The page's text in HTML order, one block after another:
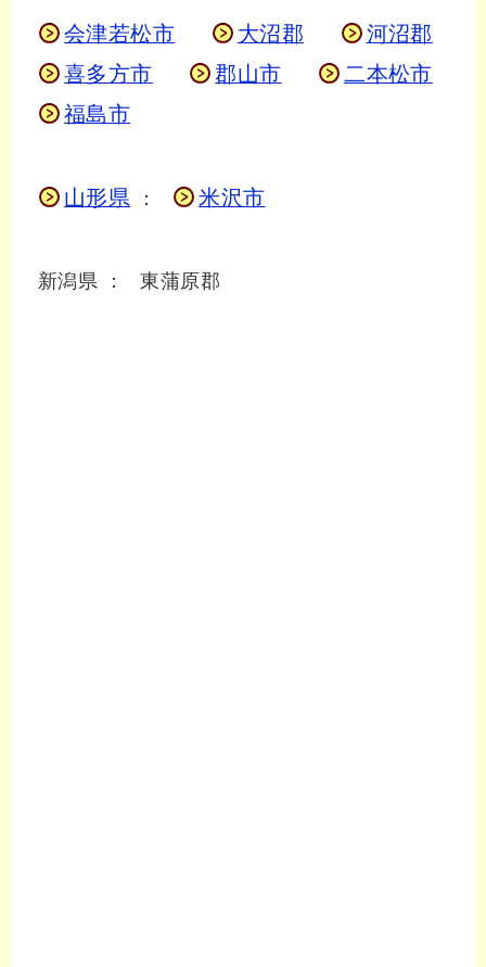
会津若松市 大沼郡
河沼郡
喜多方市
郡山市
二本松市
福島市
山形県 ： 米沢市
新潟県 ： 東蒲原郡